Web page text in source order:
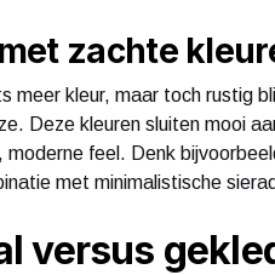
zachte
meer kleur, maar toch rustig
Deze kleuren sluiten mooi
moderne feel. Denk
met minimalistische
versus